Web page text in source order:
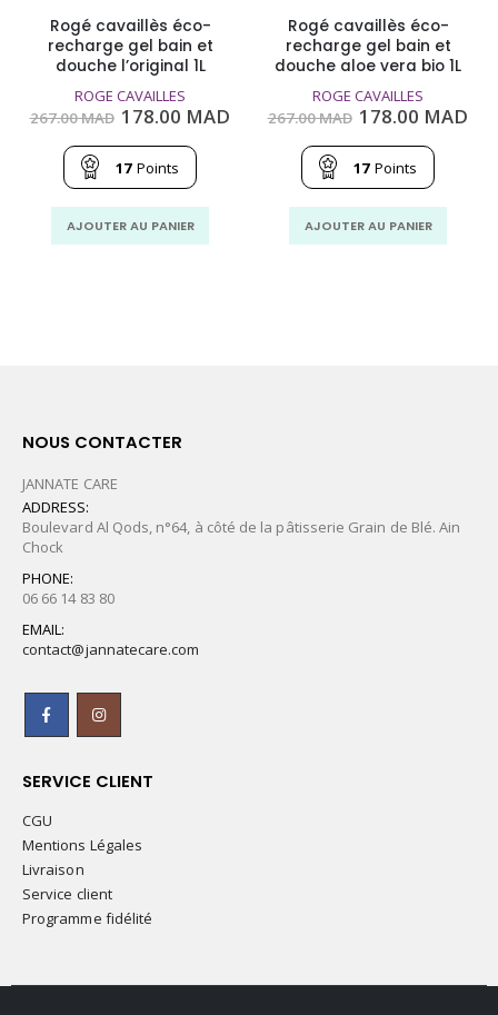
Rogé cavaillès éco-
recharge gel bain et
douche l’original 1L
ROGE CAVAILLES
267.00MAD Le
initial
était :
267.00
MAD.
178.00 MAD
17 Points
AJOUTER AU PANIER
Rogé cavaillès éco-
recharge gel bain et
douche aloe vera bio 1L
ROGE CAVAILLES
267.00MAD Le
initial
était :
267.00
MAD.
178.00 MAD
17 Points
AJOUTER AU PANIER
NOUS CONTACTER
JANNATE CARE
ADDRESS:
Boulevard Al Qods, n°64, à côté de la pâtisserie Grain de Blé. Ain
Chock
PHONE:
06 66 14 83 80
EMAIL:
contact@jannatecare.com
SERVICE CLIENT
CGU
Mentions Légales
Livraison
Service client
Programme fidélité